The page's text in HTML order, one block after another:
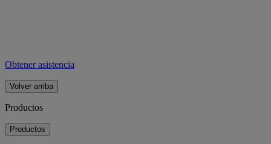
Obtener asistencia
Volver arriba
Productos
Productos